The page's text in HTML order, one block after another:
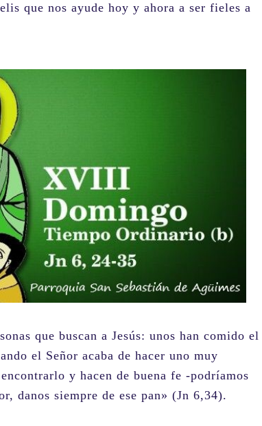
que nos ayude hoy y ahora a ser fieles a
que buscan a Jesús: unos han comido el
el Señor acaba de hacer uno muy
y hacen de buena fe -podríamos
danos siempre de ese pan» (Jn 6,34).